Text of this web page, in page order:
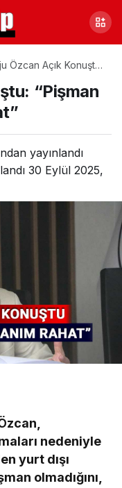
Özcan Açık Konuştu:
“Pişman
yayınlandı
30 Eylül 2025,
nedeniyle
yurt dışı
olmadığını,
Paylaş